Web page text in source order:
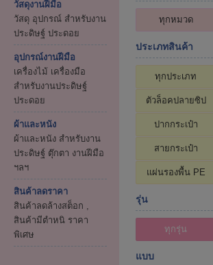
วัสดุงานฝีมือ
วัสดุ อุปกรณ์ สำหรับงาน
ประดิษฐ์ ประดอย
อุปกรณ์งานฝีมือ
เครื่องไม้ เครื่องมือ
สำหรับงานประดิษฐ์
ประดอย
ผ้าและหนัง
ผ้าและหนัง สำหรับงาน
ประดิษฐ์ ตุ๊กตา งานฝีมือ
ฯลฯ
สินค้าลดราคา
สินค้าลดล้างสต็อก ,
สินค้ามีตำหนิ ราคา
พิเศษ
ทุกหมวด
ประเภทสินค้า
ทุกประเภท
ตัวล็อคปลายซิป
ปากกระเป๋า
สายกระเป๋า
แผ่นรองพื้น PE
รุ่น
ทุกรุ่น
แบบ